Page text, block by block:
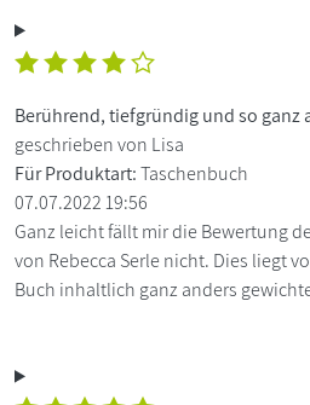
Berührend, tiefgründig und so ganz
geschrieben von Lisa
Für Produktart:Taschenbuch
07.07.2022 19:56
Ganz leicht fällt mir die Bewertung
von Rebecca Serle nicht. Dies liegt
Buch inhaltlich ganz anders